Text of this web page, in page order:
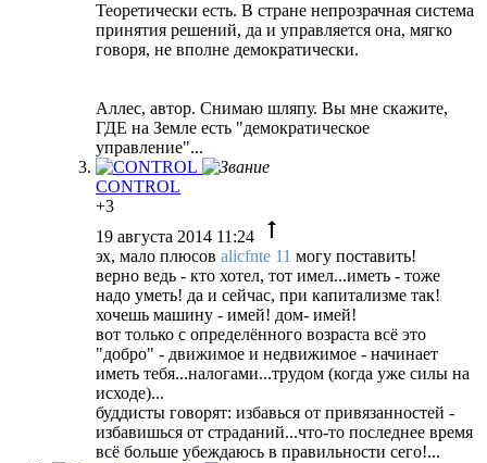
Теоретически есть. В стране непрозрачная система
принятия решений, да и управляется она, мягко
говоря, не вполне демократически.
Аллес, автор. Снимаю шляпу. Вы мне скажите,
ГДЕ на Земле есть "демократическое
управление"...
CONTROL
+3
19 августа 2014 11:24
эх, мало плюсов alicfnte 11 могу поставить!
верно ведь - кто хотел, тот имел...иметь - тоже
надо уметь! да и сейчас, при капитализме так!
хочешь машину - имей! дом- имей!
вот только с определённого возраста всё это
"добро" - движимое и недвижимое - начинает
иметь тебя...налогами...трудом (когда уже силы на
исходе)...
буддисты говорят: избавься от привязанностей -
избавишься от страданий...что-то последнее время
всё больше убеждаюсь в правильности сего!...